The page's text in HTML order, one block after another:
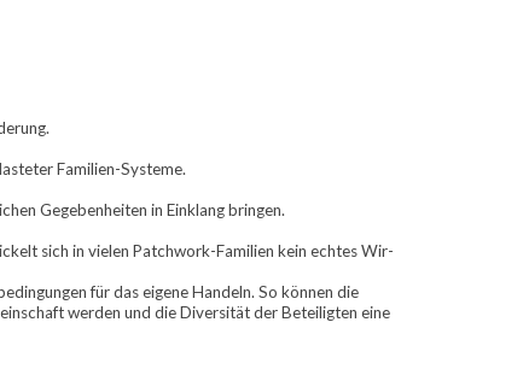
Familien-Systeme.
Gegebenheiten in Einklang bringen.
für das eigene Handeln. So können die
werden und die Diversität der Beteiligten eine